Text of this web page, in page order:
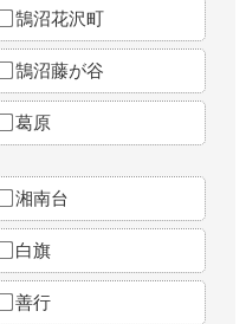
鵠沼花沢町
鵠沼藤が谷
葛原
湘南台
白旗
善行